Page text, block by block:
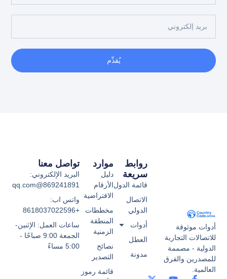
يُقدِّم
أدوات موثوقة
للاتصالات التجارية
الدولية - مصممة
للمصدرين والفرق
العالمية.
موارد
دليل
الأرقام
الافتراضية
مخططات
المنطقة
الزمنية
نصائح
التصدير
قائمة رموز
روابط
سريعة
قائمة الدول
الاتصال
الدولي
أدوات
العطل
مدونة
تواصل معنا
البريد الإلكتروني:
869241891@qq.com
واتس اب:
+8618037022596
ساعات العمل: الإثنين-
الجمعة 9:00 صباحًا -
5:00 مساءً